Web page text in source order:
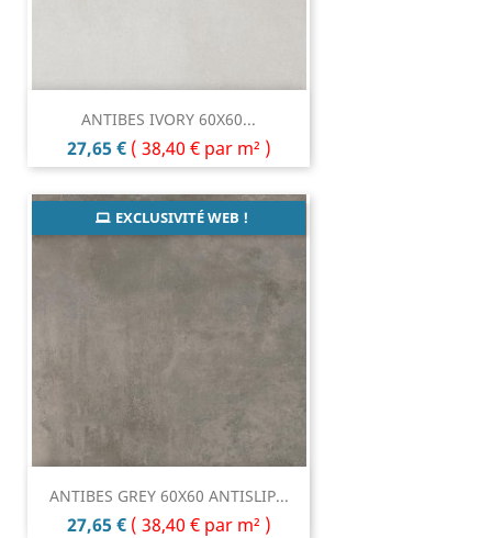
ANTIBES IVORY 60X60...
Prix
27,65 € ( 38,40 € par m² )
ANTIBES GREY 60X60 ANTISLIP...
Prix
27,65 € ( 38,40 € par m² )
EXCLUSIVITÉ WEB !